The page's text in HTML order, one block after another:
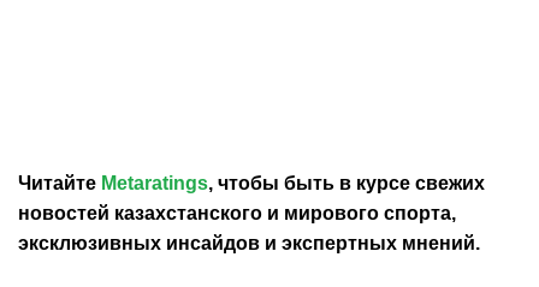
Читайте Metaratings, чтобы быть в курсе свежих
новостей казахстанского и мирового спорта,
эксклюзивных инсайдов и экспертных мнений.